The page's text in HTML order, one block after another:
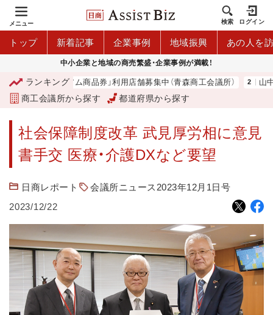
メニュー 検索 ログイン
トップ 新着記事 企業事例 地域振興 あの人を
中小企業と地域の商売繁盛・企業事例が満載！
ランキング
「青森市プレミアム商品券」利用店舗募集中（青森商工会議所） 山中
商工会議所から探す 都道府県から探す
社会保障制度改革 武見厚労相に意見
書手交 医療・介護DXなど要望
日商レポート
会議所ニュース2023年12月1日号
2023/12/22